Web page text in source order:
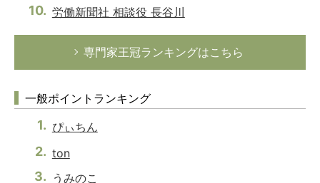
労働新聞社 相談役 長谷川
専門家王冠ランキングはこちら
一般ポイントランキング
ぴぃちん
ton
うみのこ